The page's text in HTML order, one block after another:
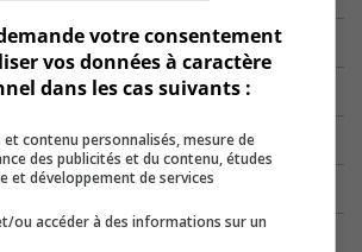
votre consentement
vos données à caractère
dans les cas suivants :
et contenu personnalisés, mesure de
des publicités et du contenu, études
et développement de services
ou accéder à des informations sur un